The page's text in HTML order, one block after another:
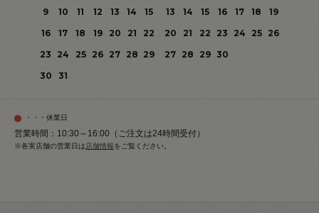
9
10 11 12 13 14
15
16
17 18 19 20 21
22
23
24 25 26 27 28 29
30
31
13
14 15 16 17 18
19
20
21 22 23 24 25
26
27 28 29 30
・・・休業日
営業時間：10:30～16:00（ご注文は24時間受付）
※各実店舗の営業日は 店舗情報をご覧ください。